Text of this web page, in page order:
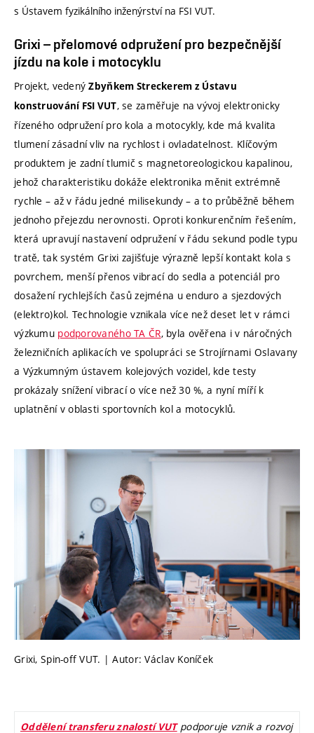
s Ústavem fyzikálního inženýrství na FSI VUT.
Grixi – přelomové odpružení pro bezpečnější
jízdu na kole i motocyklu
Projekt, vedenýZbyňkem Streckerem z Ústavu
konstruování FSI VUT, se zaměřuje na vývoj elektronicky
řízeného odpružení pro kola a motocykly, kde má kvalita
tlumení zásadní vliv na rychlost i ovladatelnost. Klíčovým
produktem je zadní tlumič s magnetoreologickou kapalinou,
jehož charakteristiku dokáže elektronika měnit extrémně
rychle – až v řádu jedné milisekundy – a to průběžně během
jednoho přejezdu nerovnosti. Oproti konkurenčním řešením,
která upravují nastavení odpružení v řádu sekund podle typu
tratě, tak systém Grixi zajišťuje výrazně lepší kontakt kola s
povrchem, menší přenos vibrací do sedla a potenciál pro
dosažení rychlejších časů zejména u enduro a sjezdových
(elektro)kol. Technologie vznikala více než deset let v rámci
výzkumu podporovaného TA ČR, byla ověřena i v náročných
železničních aplikacích ve spolupráci se Strojírnami Oslavany
a Výzkumným ústavem kolejových vozidel, kde testy
prokázaly snížení vibrací o více než 30 %, a nyní míří k
uplatnění v oblasti sportovních kol a motocyklů.
Grixi, Spin-off VUT. | Autor: Václav Koníček
Oddělení transferu znalostí VUTpodporuje vznik a rozvoj